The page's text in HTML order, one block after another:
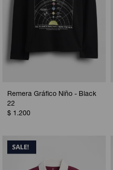
Remera Gráfico Niño - Black
22
$ 1.200